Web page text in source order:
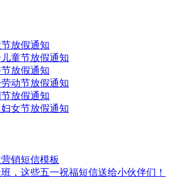
节放假通知
儿童节放假通知
节放假通知
劳动节放假通知
节放假通知
妇女节放假通知
营销短信模板
，这些五一祝福短信送给小伙伴们！